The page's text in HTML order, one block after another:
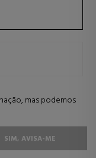
mas podemos
SIM, AVISA-ME